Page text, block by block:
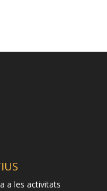
a les activitats